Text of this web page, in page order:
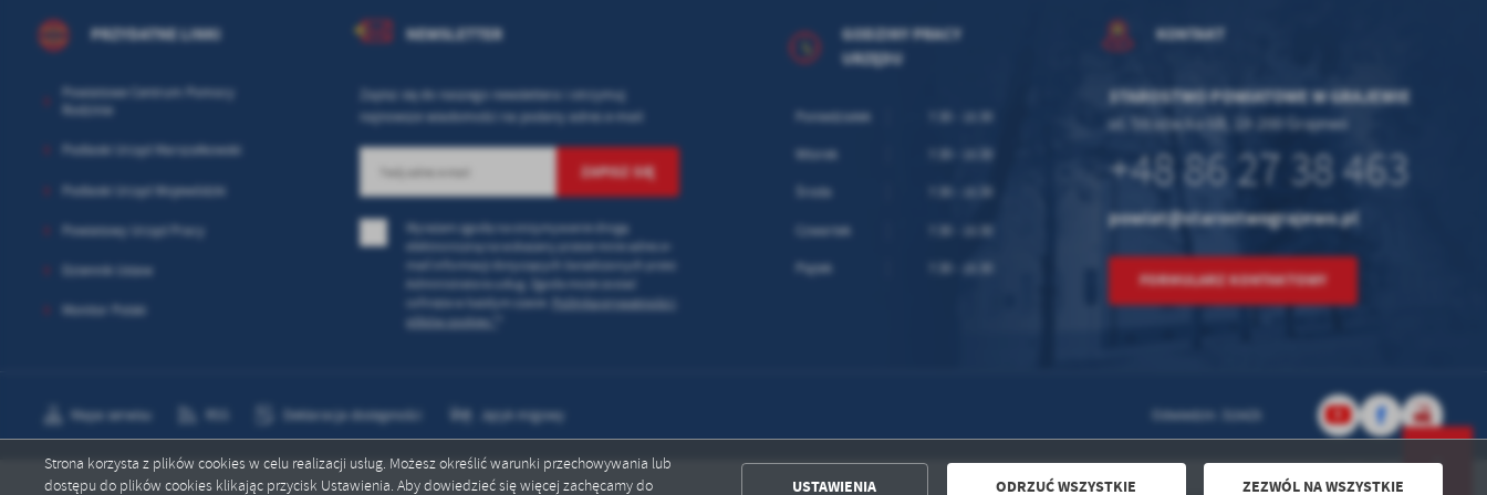
Strona korzysta z plików cookies w celu realizacji usług. Możesz określić warunki przechowywania lub
dostępu do plików cookies klikając przycisk Ustawienia. Aby dowiedzieć się więcej zachęcamy do
USTAWIENIA ODRZUĆ WSZYSTKIE ZEZWÓL NA WSZYSTKIE
PRZYDATNE LINKI
Powiatowe Centrum Pomocy
Rodzinie
Podlaski Urząd Marszałkowski
Podlaski Urząd Wojewódzki
Powiatowy Urząd Pracy
Dziennik Ustaw
Monitor Polski
NEWSLETTER
Zapisz się do naszego newslettera i otrzymuj
najnowsze wiadomości na podany adres e-mail
Wyrażam zgodę na otrzymywanie drogą
elektroniczną na wskazany przeze mnie adres e-
mail informacji dotyczących świadczonych przez
Administratora usług. Zgoda może zostać
cofnięta w każdym czasie.
Polityka prywatności i
plików cookies *
GODZINY PRACY
URZĘDU
Poniedziałek
Wtorek
Środa
Czwartek 7:30 - 15:30
Piątek
KONTAKT
STAROSTWO POWIATOWE W GRAJEWIE
ul. Strażacka 6B, 19-200 Grajewo
+48 86 27 38 463
powiat@starostwograjewo.pl
FORMULARZ KONTAKTOWY
Mapa serwisu Deklaracja dostępności Język migowy Odwiedzin: 315425